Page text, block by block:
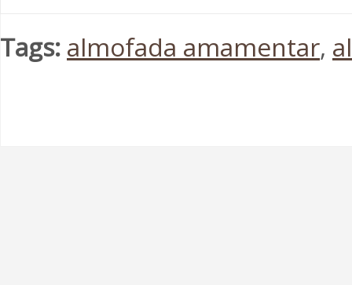
Tags: almofada amamentar,